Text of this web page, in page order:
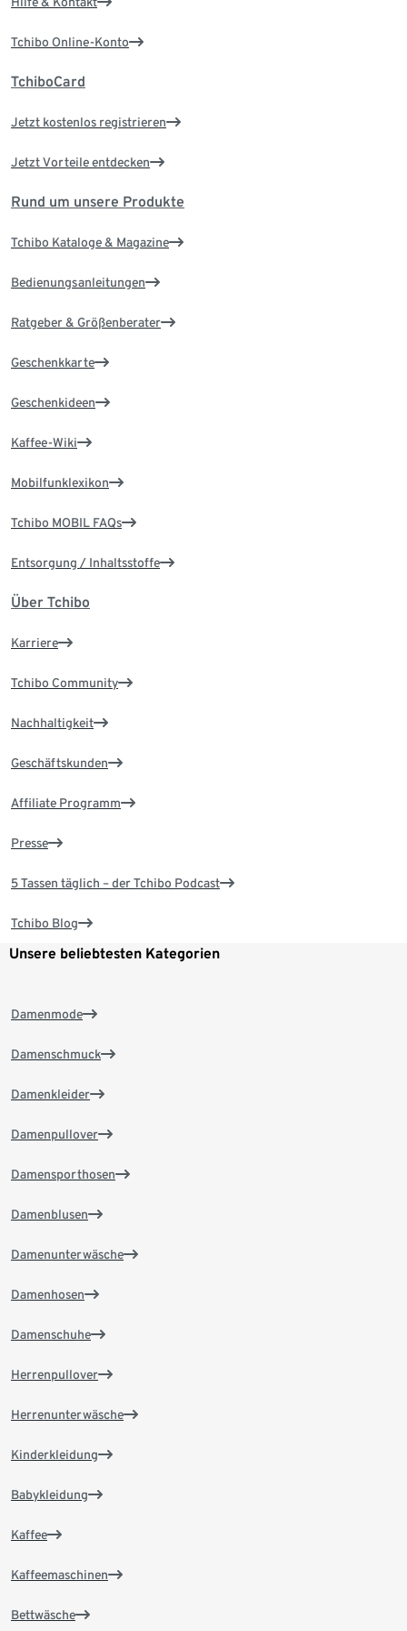
Tchibo Online-Konto
TchiboCard
Jetzt kostenlos registrieren
Jetzt Vorteile entdecken
Rund um unsere Produkte
Tchibo Kataloge & Magazine
Bedienungsanleitungen
Ratgeber & Größenberater
Geschenkkarte
Geschenkideen
Kaffee-Wiki
Mobilfunklexikon
Tchibo MOBIL FAQs
Entsorgung / Inhaltsstoffe
Über Tchibo
Karriere
Tchibo Community
Nachhaltigkeit
Geschäftskunden
Affiliate Programm
Presse
5 Tassen täglich – der Tchibo Podcast
Tchibo Blog
Unsere beliebtesten Kategorien
Damenmode
Damenschmuck
Damenkleider
Damenpullover
Damensporthosen
Damenblusen
Damenunterwäsche
Damenhosen
Damenschuhe
Herrenpullover
Herrenunterwäsche
Kinderkleidung
Babykleidung
Kaffee
Kaffeemaschinen
Bettwäsche